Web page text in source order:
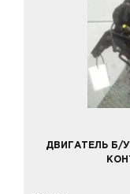
Ram (2001 -
Ram (2008 -
Viper (2002 -
ДВИГАТЕЛЬ Б/У